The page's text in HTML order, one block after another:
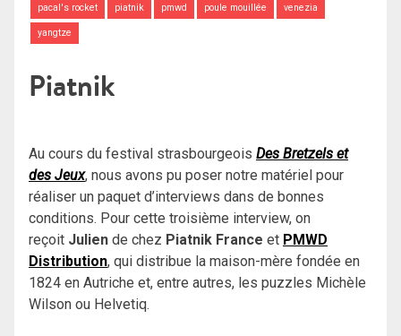
pacal's rocket piatnik pmwd poule mouillée venezia
yangtze
Piatnik
Au cours du festival strasbourgeois Des Bretzels et
des Jeux, nous avons pu poser notre matériel pour
réaliser un paquet d’interviews dans de bonnes
conditions. Pour cette troisième interview, on
reçoit Julien de chez Piatnik France et PMWD
Distribution, qui distribue la maison-mère fondée en
1824 en Autriche et, entre autres, les puzzles Michèle
Wilson ou Helvetiq.